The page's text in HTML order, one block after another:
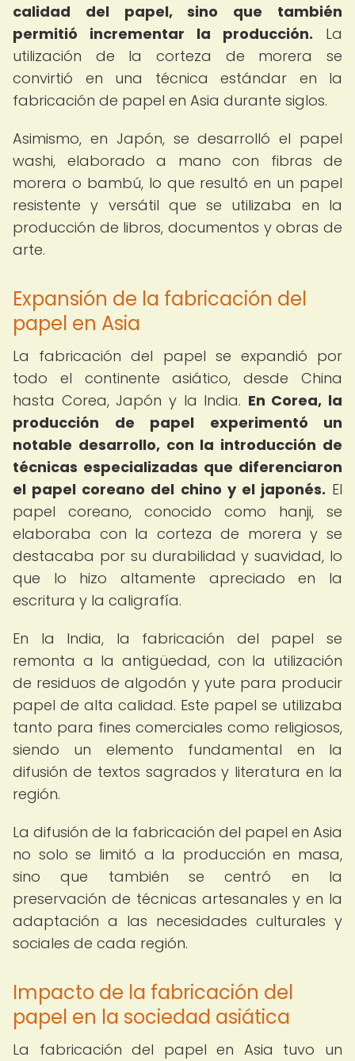
calidad del papel, sino que también
permitió incrementar la producción. La
utilización de la corteza de morera se
convirtió en una técnica estándar en la
fabricación de papel en Asia durante siglos.
Asimismo, en Japón, se desarrolló el papel
washi, elaborado a mano con fibras de
morera o bambú, lo que resultó en un papel
resistente y versátil que se utilizaba en la
producción de libros, documentos y obras de
arte.
Expansión de la fabricación del
papel en Asia
La fabricación del papel se expandió por
todo el continente asiático, desde China
hasta Corea, Japón y la India. En Corea, la
producción de papel experimentó un
notable desarrollo, con la introducción de
técnicas especializadas que diferenciaron
el papel coreano del chino y el japonés. El
papel coreano, conocido como hanji, se
elaboraba con la corteza de morera y se
destacaba por su durabilidad y suavidad, lo
que lo hizo altamente apreciado en la
escritura y la caligrafía.
En la India, la fabricación del papel se
remonta a la antigüedad, con la utilización
de residuos de algodón y yute para producir
papel de alta calidad. Este papel se utilizaba
tanto para fines comerciales como religiosos,
siendo un elemento fundamental en la
difusión de textos sagrados y literatura en la
región.
La difusión de la fabricación del papel en Asia
no solo se limitó a la producción en masa,
sino que también se centró en la
preservación de técnicas artesanales y en la
adaptación a las necesidades culturales y
sociales de cada región.
Impacto de la fabricación del
papel en la sociedad asiática
La fabricación del papel en Asia tuvo un